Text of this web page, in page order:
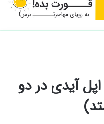
آیدی در دو